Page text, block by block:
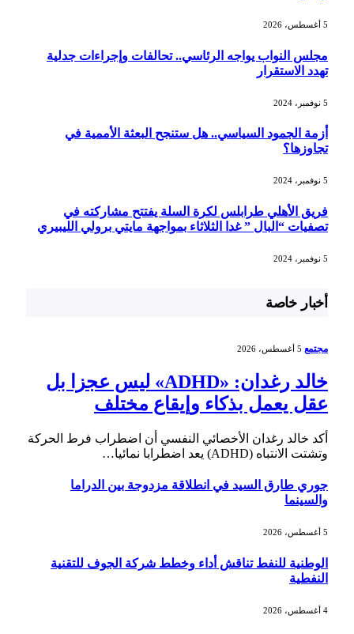
مجلس النواب يواجه الرئاسي.. تحالفات وإجراءات جدلية
تهدد الاستقرار
أزمة الجمود السياسي.. هل ستنجح البعثة الأممية في
تجاوزها؟
فريق الأهلي طرابلس لكرة السلة يفتتح مشاركته في
تصفيات “البال ” غدا الثلاثاء بمواجهة مايتي برولي الليبيري
أخبار خاصة
مجتمع 5 أغسطس، 2026
خالد رغدان: «ADHD» ليس عجزا بل
عقل يعمل بذكاء وإيقاع مختلف
أكد خالد رغدان الأخصائي النفسي أن اضطراب فرط الحركة
وتشتت الانتباه (ADHD) يعد اضطرابا نمائيا…
جوري طارق السيد في انطلاقة مزدوجة بين الدراما
والسينما
الوطنية للنفط تناقش أداء وخطط شركة الجوف للتقنية
النفطية